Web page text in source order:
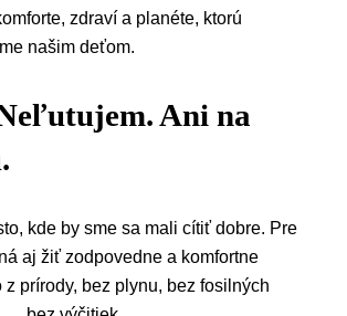
zdraví a planéte, ktorú
našim deťom.
Ani na
kde by sme sa mali cítiť dobre. Pre
aj žiť zodpovedne a komfortne
z prírody, bez plynu, bez fosilných